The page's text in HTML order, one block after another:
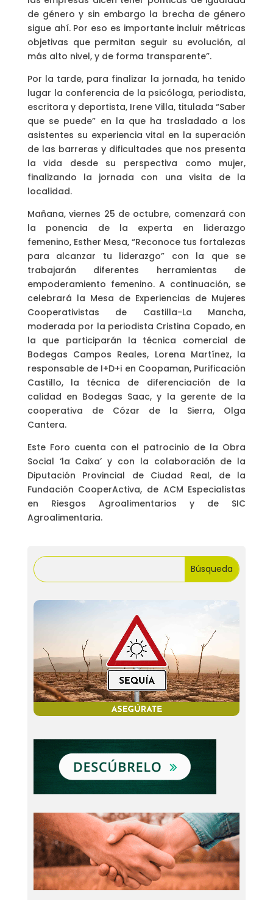
de género y sin embargo la brecha de género
sigue ahí. Por eso es importante incluir métricas
objetivas que permitan seguir su evolución, al
más alto nivel, y de forma transparente”.
Por la tarde, para finalizar la jornada, ha tenido
lugar la conferencia de la psicóloga, periodista,
escritora y deportista, Irene Villa, titulada “Saber
que se puede” en la que ha trasladado a los
asistentes su experiencia vital en la superación
de las barreras y dificultades que nos presenta
la vida desde su perspectiva como mujer,
finalizando la jornada con una visita de la
localidad.
Mañana, viernes 25 de octubre, comenzará con
la ponencia de la experta en liderazgo
femenino, Esther Mesa, “Reconoce tus fortalezas
para alcanzar tu liderazgo” con la que se
trabajarán diferentes herramientas de
empoderamiento femenino. A continuación, se
celebrará la Mesa de Experiencias de Mujeres
Cooperativistas de Castilla-La Mancha,
moderada por la periodista Cristina Copado, en
la que participarán la técnica comercial de
Bodegas Campos Reales, Lorena Martínez, la
responsable de I+D+i en Coopaman, Purificación
Castillo, la técnica de diferenciación de la
calidad en Bodegas Saac, y la gerente de la
cooperativa de Cózar de la Sierra, Olga
Cantera.
Este Foro cuenta con el patrocinio de la Obra
Social ‘la Caixa’ y con la colaboración de la
Diputación Provincial de Ciudad Real, de la
Fundación CooperActiva, de ACM Especialistas
en Riesgos Agroalimentarios y de SIC
Agroalimentaria.